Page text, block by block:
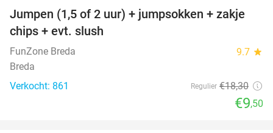
48%
Jumpen (1,5 of 2 uur) + jumpsokken + zakje
chips + evt. slush
FunZone Breda 9.7 star
Breda
Verkocht: 861
Regulier €18,30
€9,50